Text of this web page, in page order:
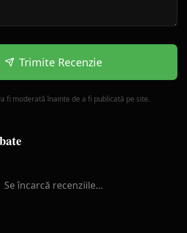
Trimite Recenzie
fi moderată înainte de a fi publicată pe site.
Se încarcă recenziile...